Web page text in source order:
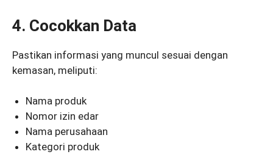
4. Cocokkan Data
Pastikan informasi yang muncul sesuai dengan
kemasan, meliputi:
Nama produk
Nomor izin edar
Nama perusahaan
Kategori produk